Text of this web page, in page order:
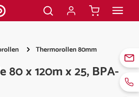
Thermorollen 80mm
80 x 120m x 25, BPA-